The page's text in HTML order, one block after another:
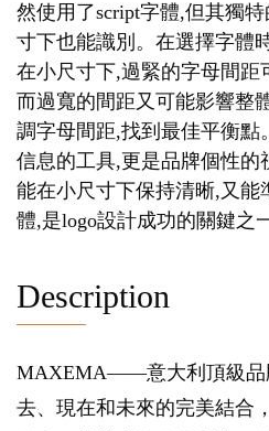
然使用了script字體,但其獨
寸下也能識別。在選擇字體
在小尺寸下,過緊的字母間距
而過寬的間距又可能影響整
調字母間距,找到最佳平衡點
信息的工具,更是品牌個性的
能在小尺寸下保持清晰,又能
體,是logo設計成功的關鍵之
Description
MAXEMA——意大利頂級品
去、現在和未來的完美結合